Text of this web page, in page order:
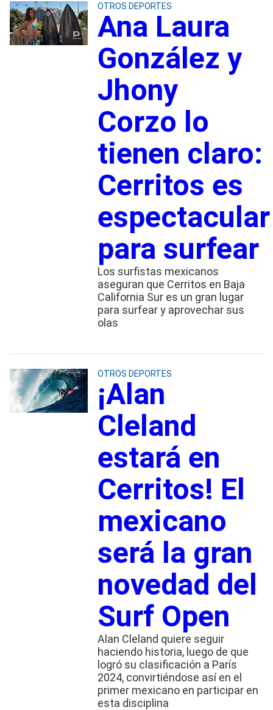
OTROS DEPORTES
Ana Laura
González y
Jhony
Corzo lo
tienen claro:
Cerritos es
espectacular
para surfear
Los surfistas mexicanos
aseguran que Cerritos en Baja
California Sur es un gran lugar
para surfear y aprovechar sus
olas
OTROS DEPORTES
¡Alan
Cleland
estará en
Cerritos! El
mexicano
será la gran
novedad del
Surf Open
Alan Cleland quiere seguir
haciendo historia, luego de que
logró su clasificación a París
2024, convirtiéndose así en el
primer mexicano en participar en
esta disciplina